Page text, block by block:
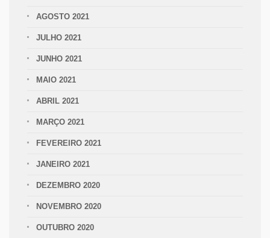
AGOSTO 2021
JULHO 2021
JUNHO 2021
MAIO 2021
ABRIL 2021
MARÇO 2021
FEVEREIRO 2021
JANEIRO 2021
DEZEMBRO 2020
NOVEMBRO 2020
OUTUBRO 2020